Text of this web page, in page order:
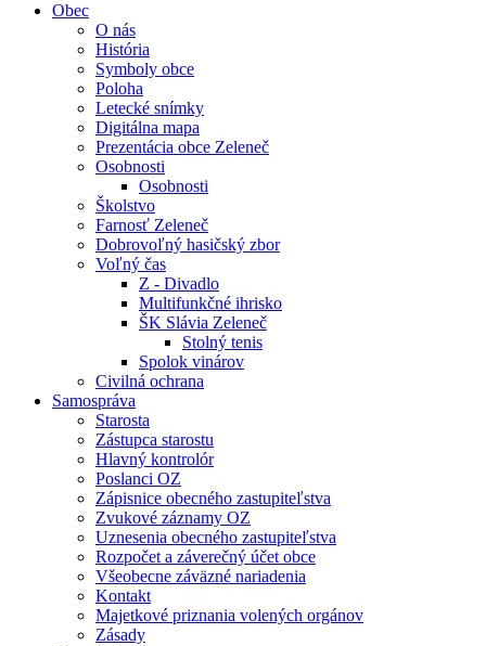
Obec
O nás
História
Symboly obce
Poloha
Letecké snímky
Digitálna mapa
Prezentácia obce Zeleneč
Osobnosti
Osobnosti
Školstvo
Farnosť Zeleneč
Dobrovoľný hasičský zbor
Voľný čas
Z - Divadlo
Multifunkčné ihrisko
ŠK Slávia Zeleneč
Stolný tenis
Spolok vinárov
Civilná ochrana
Samospráva
Starosta
Zástupca starostu
Hlavný kontrolór
Poslanci OZ
Zápisnice obecného zastupiteľstva
Zvukové záznamy OZ
Uznesenia obecného zastupiteľstva
Rozpočet a záverečný účet obce
Všeobecne záväzné nariadenia
Kontakt
Majetkové priznania volených orgánov
Zásady